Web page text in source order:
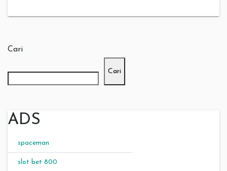
Cari
Cari
ADS
spaceman
slot bet 800